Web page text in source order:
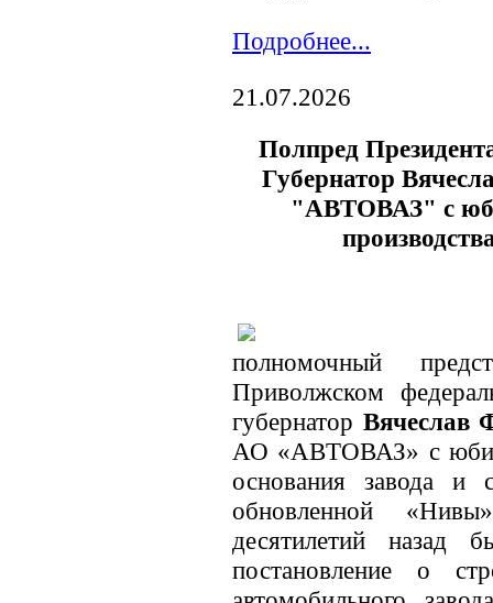
Подробнее...
21.07.2026
Полпред
Губернатор
"АВТОВАЗ" с
полномочный
Приволжском
губернатор Вячеслав
АО «АВТОВАЗ» с
основания завода и
обновленной
десятилетий назад
постановление о